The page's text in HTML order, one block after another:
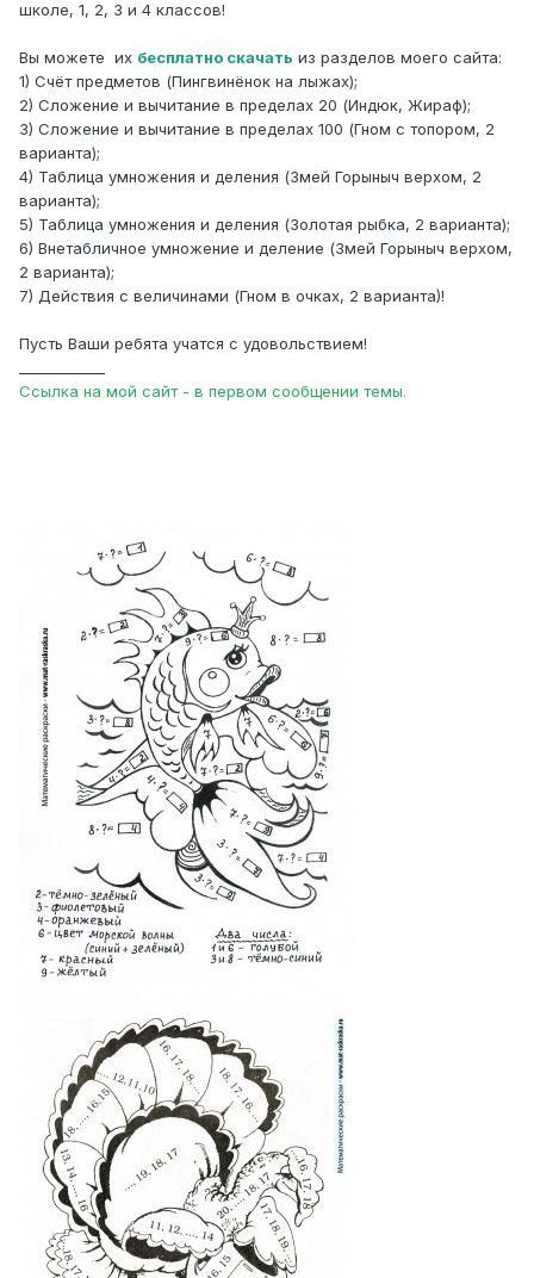
школе, 1, 2, 3 и 4 классов!
Вы можете их бесплатно скачать из разделов моего сайта:
1) Счёт предметов (Пингвинёнок на лыжах);
2) Сложение и вычитание в пределах 20 (Индюк, Жираф);
3) Сложение и вычитание в пределах 100 (Гном с топором, 2
варианта);
4) Таблица умножения и деления (Змей Горыныч верхом, 2
варианта);
5) Таблица умножения и деления (Золотая рыбка, 2 варианта);
6) Внетабличное умножение и деление (Змей Горыныч верхом,
2 варианта);
7) Действия с величинами (Гном в очках, 2 варианта)!
Пусть Ваши ребята учатся с удовольствием!
Ссылка на мой сайт - в первом сообщении темы.